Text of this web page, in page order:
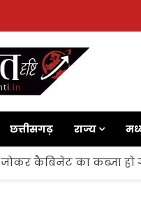
छत्तीसगढ़ राज्य
कैबिनेट का कब्जा हो